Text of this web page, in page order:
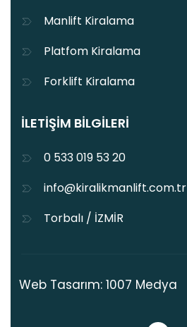
Manlift Kiralama
Platfom Kiralama
Forklift Kiralama
İLETIŞIM BILGILERI
0 533 019 53 20
info@kiralikmanlift.com.tr
Torbalı / İZMİR
Web Tasarım: 1007 Medya